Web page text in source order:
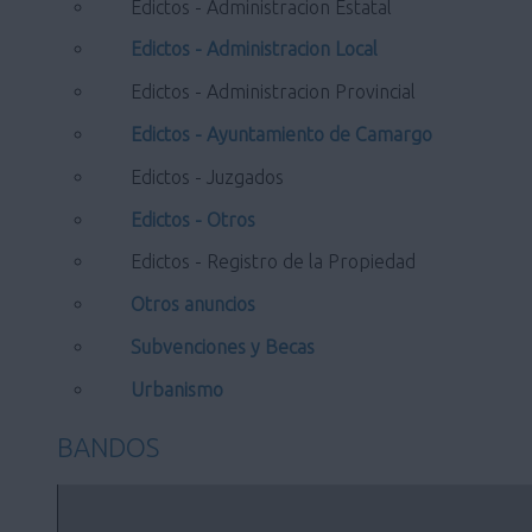
Edictos - Administracion Estatal
Edictos - Administracion Local
Edictos - Administracion Provincial
Edictos - Ayuntamiento de Camargo
Edictos - Juzgados
Edictos - Otros
Edictos - Registro de la Propiedad
Otros anuncios
Subvenciones y Becas
Urbanismo
BANDOS